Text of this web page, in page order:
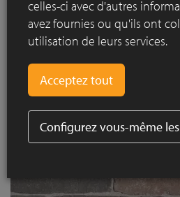
celles-ci avec d'autres
avez fournies ou qu'ils ont
utilisation de leurs services.
Configurez vous-même